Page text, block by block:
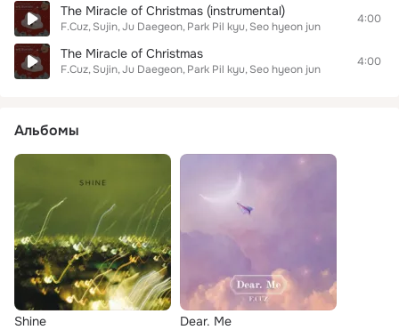
The Miracle of Christmas (instrumental)
F.Cuz Sujin Ju Daegeon Park Pil kyu Seo hyeon jun
4:00
The Miracle of Christmas
F.Cuz Sujin Ju Daegeon Park Pil kyu Seo hyeon jun
4:00
Альбомы
Shine Dear. Me